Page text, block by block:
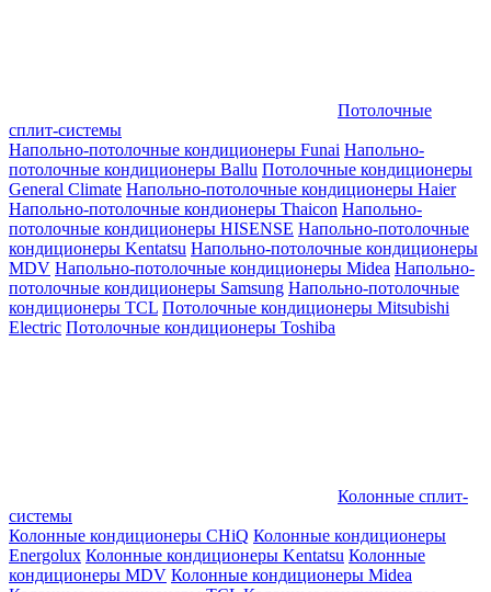
Потолочные
сплит-системы
Напольно-потолочные кондиционеры Funai Напольно-
потолочные кондиционеры Ballu Потолочные кондиционеры
General Climate Напольно-потолочные кондиционеры Haier
Напольно-потолочные кондионеры Thaicon Напольно-
потолочные кондиционеры HISENSE Напольно-потолочные
кондиционеры Kentatsu Напольно-потолочные кондиционеры
MDV Напольно-потолочные кондиционеры Midea Напольно-
потолочные кондиционеры Samsung Напольно-потолочные
кондиционеры TCL Потолочные кондиционеры Mitsubishi
Electric Потолочные кондиционеры Toshiba
Колонные сплит-
системы
Колонные кондиционеры CHiQ Колонные кондиционеры
Energolux Колонные кондиционеры Kentatsu Колонные
кондиционеры MDV Колонные кондиционеры Midea